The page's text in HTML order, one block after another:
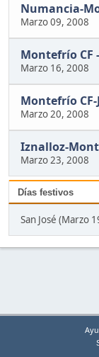
Numancia-
Marzo 09, 2008
Montefrío CF
Marzo 16, 2008
Montefrío CF-
Marzo 20, 2008
Iznalloz-
Marzo 23, 2008
Días festivos
San José (Marzo